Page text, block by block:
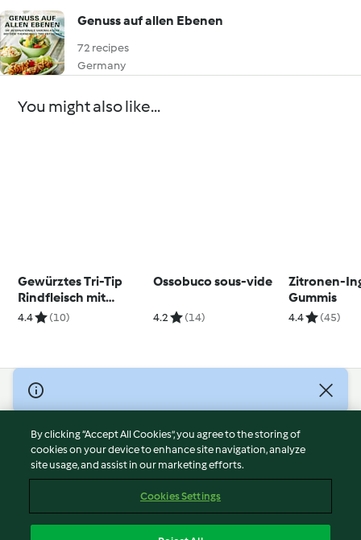
Genuss auf allen Ebenen
72 recipes
Germany
You might also like...
Gewürztes Tri-Tip
Rindfleisch mit
gegrillten Maiskolben
4.4 (10)
Ossobuco sous-vide
4.2 (14)
Zitronen-
Gummis
4.4 (45)
© Copyright 2026
Terms of Service
Privacy Policy
Disclaimer
Cookies
By clicking “Accept All Cookies”, you agree to the storing of
cookies on your device to enhance site navigation, analyze
site usage, and assist in our marketing efforts.
Cookies Settings